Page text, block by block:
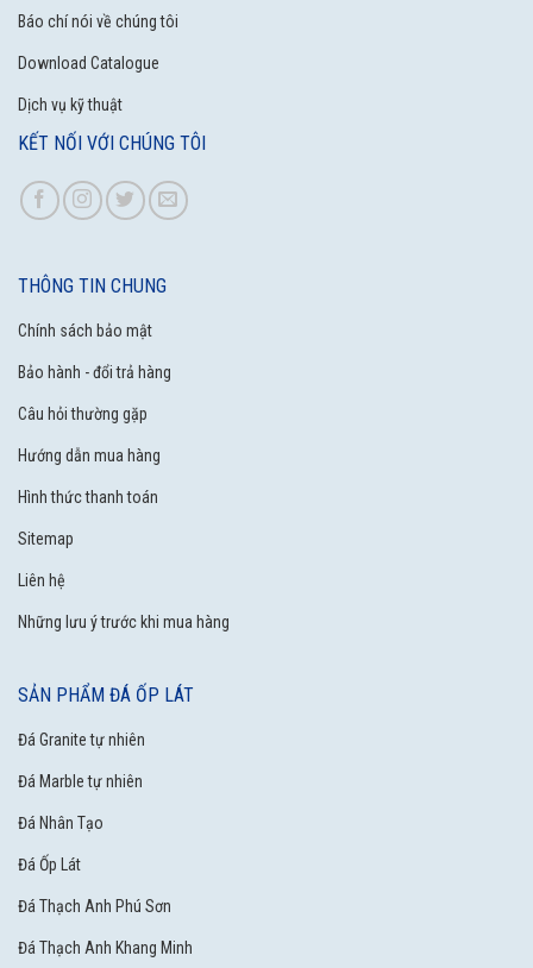
Báo chí nói về chúng tôi
Download Catalogue
Dịch vụ kỹ thuật
KẾT NỐI VỚI CHÚNG TÔI
THÔNG TIN CHUNG
Chính sách bảo mật
Bảo hành - đổi trả hàng
Câu hỏi thường gặp
Hướng dẫn mua hàng
Hình thức thanh toán
Sitemap
Liên hệ
Những lưu ý trước khi mua hàng
SẢN PHẨM ĐÁ ỐP LÁT
Đá Granite tự nhiên
Đá Marble tự nhiên
Đá Nhân Tạo
Đá Ốp Lát
Đá Thạch Anh Phú Sơn
Đá Thạch Anh Khang Minh